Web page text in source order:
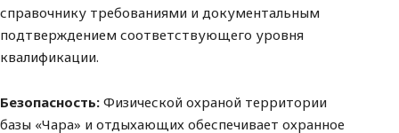
справочнику требованиями и документальным
подтверждением соответствующего уровня
квалификации.
Безопасность: Физической охраной территории
базы «Чара» и отдыхающих обеспечивает охранное